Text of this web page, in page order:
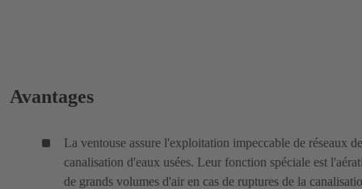
Avantages
La ventouse assure l'exploitation impeccable de réseaux de
canalisation d'eaux usées. Leur fonction spéciale est
de grands volumes d'air en cas de ruptures de la